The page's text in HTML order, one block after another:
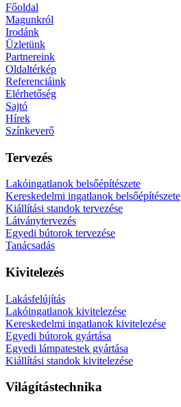
Főoldal
Magunkról
Irodánk
Üzletünk
Partnereink
Oldaltérkép
Referenciáink
Elérhetőség
Sajtó
Hírek
Színkeverő
Tervezés
Lakóingatlanok belsőépítészete
Kereskedelmi ingatlanok belsőépítészete
Kiállítási standok tervezése
Látványtervezés
Egyedi bútorok tervezése
Tanácsadás
Kivitelezés
Lakásfelújítás
Lakóingatlanok kivitelezése
Kereskedelmi ingatlanok kivitelezése
Egyedi bútorok gyártása
Egyedi lámpatestek gyártása
Kiállítási standok kivitelezése
Világítástechnika